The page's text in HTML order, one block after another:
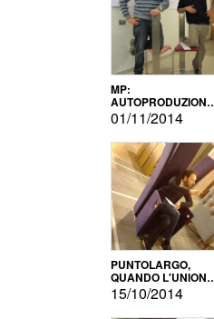
MP:
AUTOPRODUZIONE
E INNOVAZIONE
01/11/2014
PUNTOLARGO,
QUANDO L'UNIONE
FA LA FORZA E
VINCE
15/10/2014